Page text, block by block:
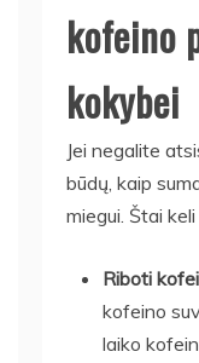
kofeino
kokybei
Jei negalite
būdų, kaip
miegui. Štai
Riboti
kofeino
laiko